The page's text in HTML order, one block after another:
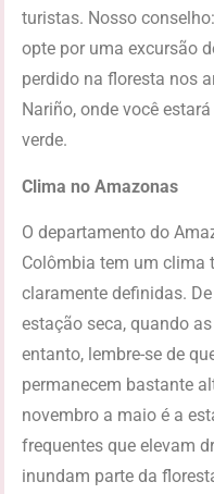
turistas. Nosso
opte por uma excursão
perdido na floresta nos
Nariño, onde você
verde.
Clima no Amazonas
O departamento do
Colômbia tem um clima
claramente definidas.
estação seca, quando
entanto, lembre-se de
permanecem bastante
novembro a maio é a
frequentes que elevam
inundam parte da